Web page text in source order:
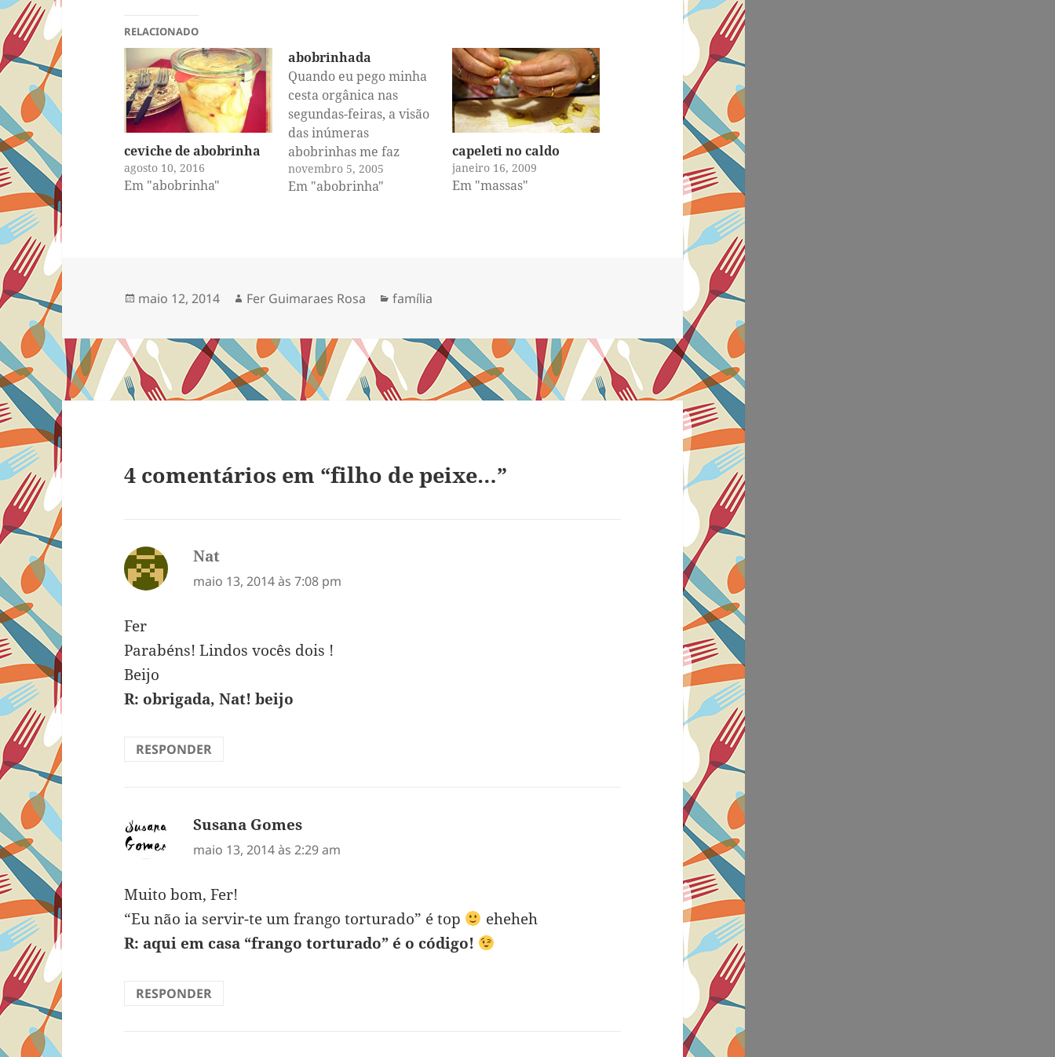
RELACIONADO
ceviche de abobrinha
agosto 10, 2016
Em "abobrinha"
abobrinhada
Quando eu pego minha
cesta orgânica nas
segundas-feiras, a visão
das inúmeras
abobrinhas me faz
tremer. E agora? O que
eu vou fazer com elas?
legume favorido.... Mas
novembro 5, 2005
Em "abobrinha"
capeleti no caldo
janeiro 16, 2009
Em "massas"
Publicado
maio 12, 2014 Autor
Fer Guimaraes Rosa Categorias
família
4 comentários em “filho de peixe…”
Nat
maio 13, 2014 às 7:08 pm
Fer
Parabéns! Lindos vocês dois !
Beijo
R: obrigada, Nat! beijo
RESPONDER
Susana Gomes
maio 13, 2014 às 2:29 am
Muito bom, Fer!
“Eu não ia servir-te um frango torturado” é top
eheheh
R: aqui em casa “frango torturado” é o código!
RESPONDER